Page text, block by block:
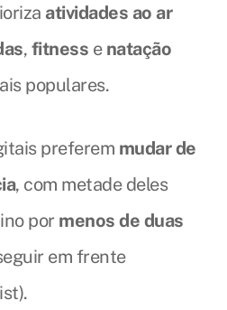
atividades ao ar
, fitness e natação
populares.
preferem mudar de
, com metade deles
por menos de duas
em frente